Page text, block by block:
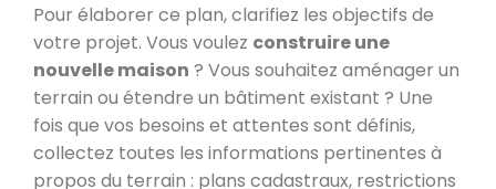
Pour élaborer ce plan, clarifiez les objectifs de
votre projet. Vous voulez construire une
nouvelle maison ? Vous souhaitez aménager un
terrain ou étendre un bâtiment existant ? Une
fois que vos besoins et attentes sont définis,
collectez toutes les informations pertinentes à
propos du terrain : plans cadastraux, restrictions